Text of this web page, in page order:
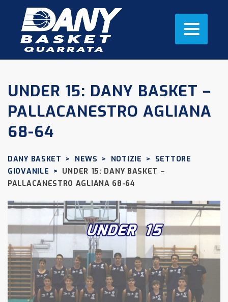
UNDER 15: DANY BASKET –
PALLACANESTRO AGLIANA
68-64
DANY BASKET > NEWS > NOTIZIE >
SETTORE
GIOVANILE > UNDER 15: DANY BASKET –
PALLACANESTRO AGLIANA 68-64